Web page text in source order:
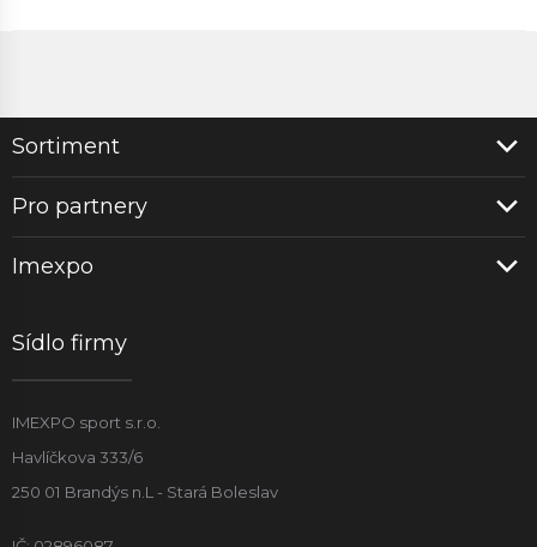
Sortiment
Pro partnery
Imexpo
Sídlo firmy
IMEXPO sport s.r.o.
Havlíčkova 333/6
250 01 Brandýs n.L - Stará Boleslav